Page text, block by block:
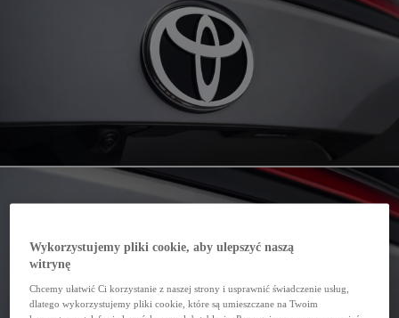
Wykorzystujemy pliki cookie, aby ulepszyć naszą
witrynę
Chcemy ułatwić Ci korzystanie z naszej strony i usprawnić świadczenie usług,
dlatego wykorzystujemy pliki cookie, które są umieszczane na Twoim